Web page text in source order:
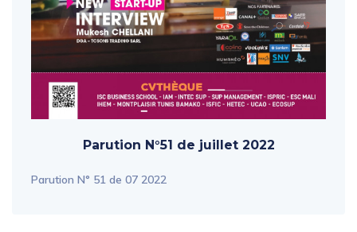
Parution N°51 de juillet 2022
Parution N° 51 de 07 2022